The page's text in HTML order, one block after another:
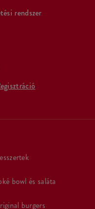
rendszer
desszertek
bowl és saláta
original burgers